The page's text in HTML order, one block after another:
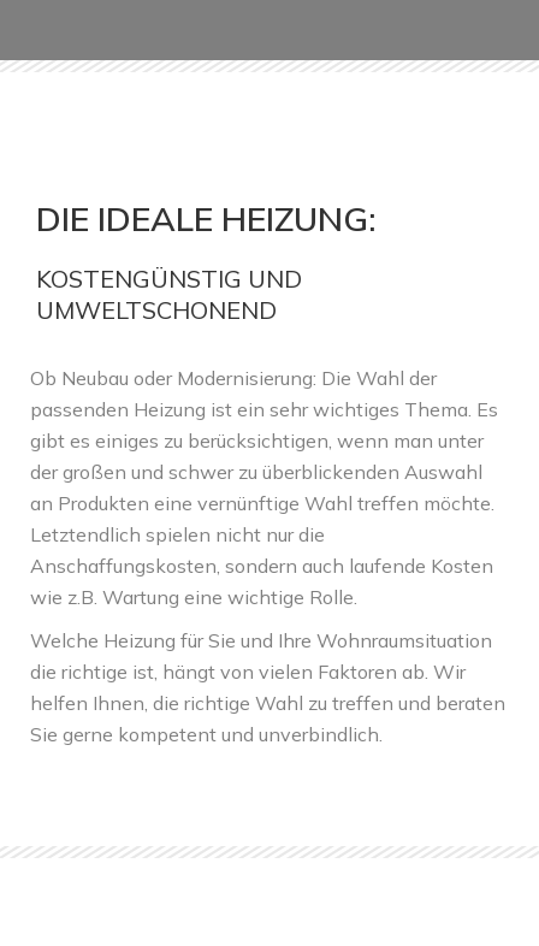
DIE IDEALE HEIZUNG:
KOSTENGÜNSTIG UND
UMWELTSCHONEND
Ob Neubau oder Modernisierung: Die Wahl der
passenden Heizung ist ein sehr wichtiges Thema. Es
gibt es einiges zu berücksichtigen, wenn man unter
der großen und schwer zu überblickenden Auswahl
an Produkten eine vernünftige Wahl treffen möchte.
Letztendlich spielen nicht nur die
Anschaffungskosten, sondern auch laufende Kosten
wie z.B. Wartung eine wichtige Rolle.
Welche Heizung für Sie und Ihre Wohnraumsituation
die richtige ist, hängt von vielen Faktoren ab. Wir
helfen Ihnen, die richtige Wahl zu treffen und beraten
Sie gerne kompetent und unverbindlich.